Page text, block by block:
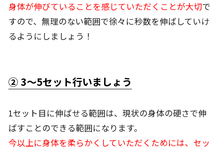
身体が伸びていることを感じていただくことが大切で
すので、無理のない範囲で徐々に秒数を伸ばしていけ
るようにしましょう！
② 3～5セット行いましょう
1セット目に伸ばせる範囲は、現状の身体の硬さで伸
ばすことのできる範囲になります。
今以上に身体を柔らかくしていただくためには、セッ